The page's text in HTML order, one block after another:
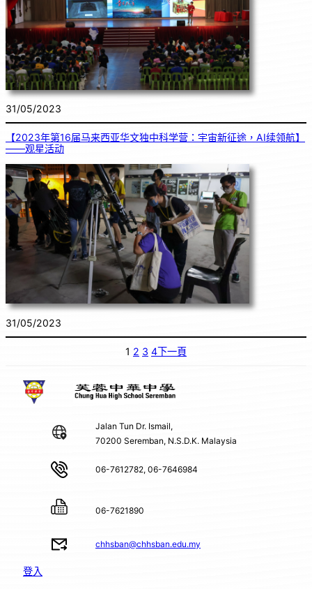
31/05/2023
【2023年第16届马来西亚华文独中科学营：宇宙新征途，AI续领航】
——观星活动
31/05/2023
1 2 3 4下一頁
Jalan Tun Dr. Ismail,
70200 Seremban, N.S.D.K. Malaysia
06-7612782, 06-7646984
06-7621890
chhsban@chhsban.edu.my
登入